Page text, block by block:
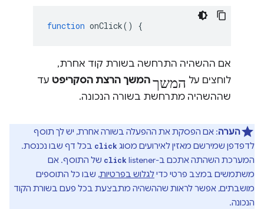
function onClick() {
אם ההשהיה התרחשה בשורת קוד אחרת,
לוחצים על המשך המשך הרצת הסקריפט עד
שההשהיה מתרחשת בשורה הנכונה.
הערה: אם הפסקת את ההפעלה בשורה אחרת, יש לך תוסף
לדפדפן שמירשם מאזין לאירועים מסוגclick בכל דף שבו נכנסת.
המערכת השהתה אתכם ב-listener‏
click של התוסף. אם
משתמשים במצב פרטי כדילגלוש בפרטיות, שבו כל התוספים
מושבתים, אפשר לראות שההשהיה מתבצעת בכל פעם בשורת הקוד
הנכונה.